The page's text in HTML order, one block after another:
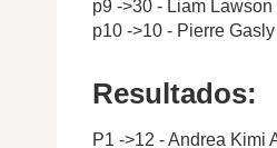
p9 ->30 - Liam Lawson
p10 ->10 - Pierre Gasly
Resultados:
P1 ->12 - Andrea Kimi